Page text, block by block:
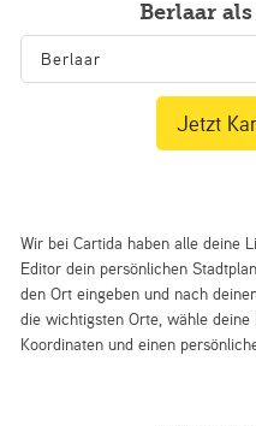
Berlaar
Wir bei Cartida haben alle deine
Editor dein persönlichen
den Ort eingeben und nach
die wichtigsten Orte, wähle
Koordinaten und einen
Jetzt